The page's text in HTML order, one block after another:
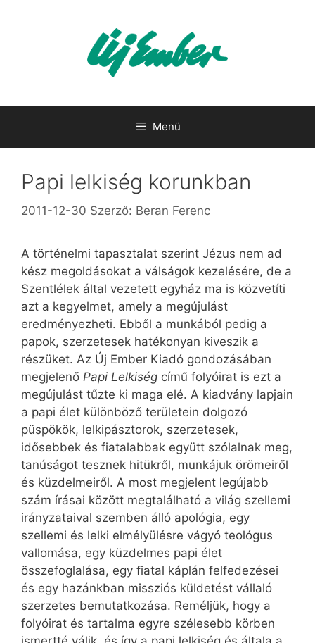
Menü
Papi lelkiség korunkban
2011-12-30 Szerző: Beran Ferenc
A történelmi tapasztalat szerint Jézus nem ad
kész megoldásokat a válságok kezelésére, de a
Szentlélek által vezetett egyház ma is közvetíti
azt a kegyelmet, amely a megújulást
eredményezheti. Ebből a munkából pedig a
papok, szerzetesek hatékonyan kiveszik a
részüket. Az Új Ember Kiadó gondozásában
megjelenő Papi Lelkiség című folyóirat is ezt a
megújulást tűzte ki maga elé. A kiadvány lapjain
a papi élet különböző területein dolgozó
püspökök, lelkipásztorok, szerzetesek,
idősebbek és fiatalabbak együtt szólalnak meg,
tanúságot tesznek hitükről, munkájuk örömeiről
és küzdelmeiről. A most megjelent legújabb
szám írásai között megtalálható a világ szellemi
irányzataival szemben álló apológia, egy
szellemi és lelki elmélyülésre vágyó teológus
vallomása, egy küzdelmes papi élet
összefoglalása, egy fiatal káplán felfedezései
és egy hazánkban missziós küldetést vállaló
szerzetes bemutatkozása. Reméljük, hogy a
folyóirat és tartalma egyre szélesebb körben